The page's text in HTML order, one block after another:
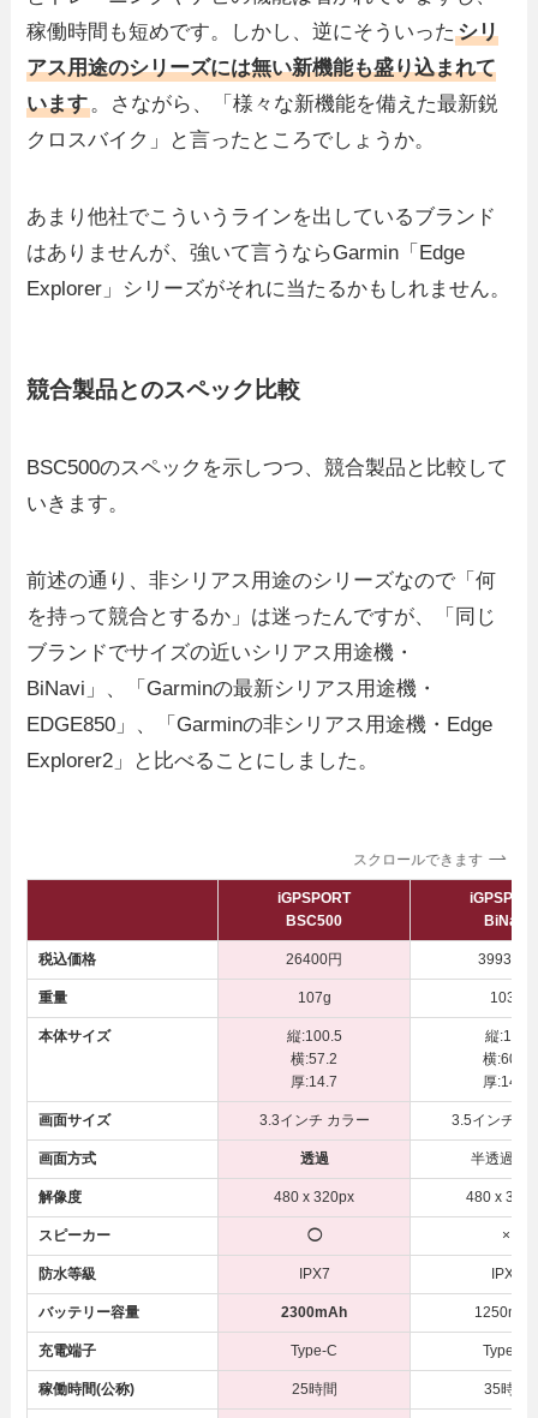
稼働時間も短めです。しかし、逆にそういったシリ
アス用途のシリーズには無い新機能も盛り込まれて
います。さながら、「様々な新機能を備えた最新鋭
クロスバイク」と言ったところでしょうか。
あまり他社でこういうラインを出しているブランド
はありませんが、強いて言うならGarmin「Edge
Explorer」シリーズがそれに当たるかもしれません。
競合製品とのスペック比較
BSC500のスペックを示しつつ、競合製品と比較して
いきます。
前述の通り、非シリアス用途のシリーズなので「何
を持って競合とするか」は迷ったんですが、「同じ
ブランドでサイズの近いシリアス用途機・
BiNavi」、「Garminの最新シリアス用途機・
EDGE850」、「Garminの非シリアス用途機・Edge
Explorer2」と比べることにしました。
スクロールできます
iGPSPORT
BSC500
BiNavi
税込価格 26400円 39930円
重量 107g 103g
本体サイズ
縦:100.5
横:57.2
厚:14.7
縦:101
横:60.0
厚:14.5
画面サイズ 3.3インチ カラー 3.5インチ カ
画面方式 透過 半透過反
解像度 480 x 320px 480 x
スピーカー ◯ ×
防水等級 IPX7 IPX7
バッテリー容量 2300mAh 1250mAh
充電端子 Type-C Type-C
稼働時間(公称) 25時間 35時間